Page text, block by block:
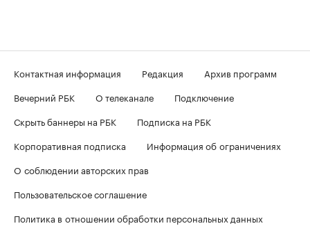
Контактная информация Редакция
Архив программ
Вечерний РБК
О телеканале
Подключение
Скрыть баннеры на РБК
Подписка на РБК
Корпоративная подписка
Информация об ограничениях
О соблюдении авторских прав
Пользовательское соглашение
Политика в отношении обработки персональных данных